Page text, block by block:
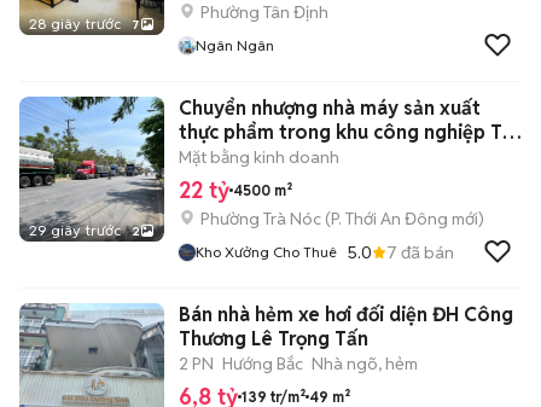
28 giây trước 7
Phường Tân Định
Ngân Ngân
29 giây trước 2
Chuyển nhượng nhà máy sản xuất
thực phẩm trong khu công nghiệp Trà
Nóc
Mặt bằng kinh doanh
22 tỷ 4500 m²
Phường Trà Nóc (P. Thới An Đông mới)
Kho Xưởng Cho Thuê 5.0 7 đã bán
Bán nhà hẻm xe hơi đối diện ĐH Công
Thương Lê Trọng Tấn
2 PN Hướng Bắc Nhà ngõ, hẻm
6,8 tỷ 139 tr/m² 49 m²